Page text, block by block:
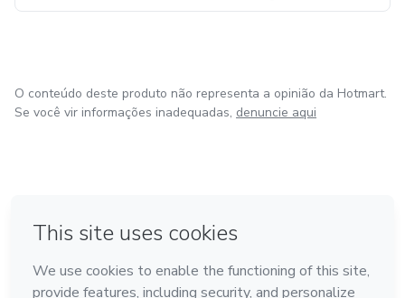
O conteúdo deste produto não representa a opinião da Hotmart.
Se você vir informações inadequadas, denuncie aqui
Feito com ❤ na Cidade do México